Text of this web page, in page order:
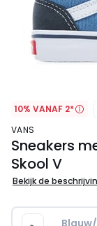
10% VANAF 2*
VANS
Sneakers
Skool V
Bekijk de